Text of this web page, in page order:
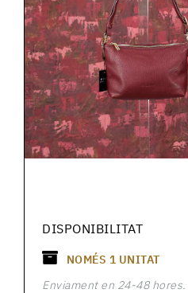
DISPONIBILITAT
NOMÉS 1 UNITAT
Enviament en 24-48 hores.